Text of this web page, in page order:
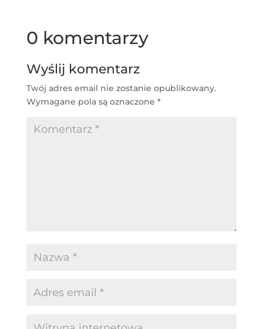
0 komentarzy
Wyślij komentarz
Twój adres email nie zostanie opublikowany.
Wymagane pola są oznaczone *